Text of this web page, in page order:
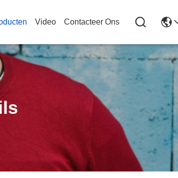
Video Contacteer Ons